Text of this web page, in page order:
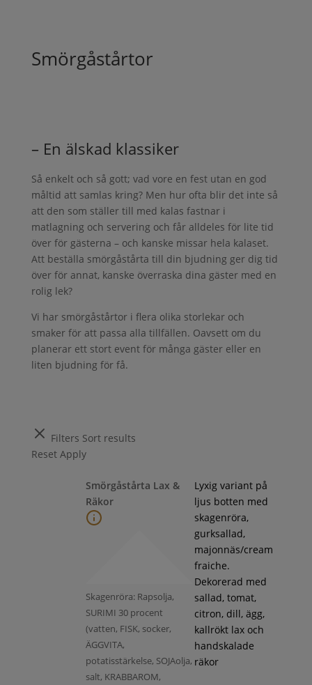
Smörgåstårtor
– En älskad klassiker
Så enkelt och så gott; vad vore en fest utan en god
måltid att samlas kring? Men hur ofta blir det inte så
att den som ställer till med kalas fastnar i
matlagning och servering och får alldeles för lite tid
över för gästerna – och kanske missar hela kalaset.
Att beställa smörgåstårta till din bjudning ger dig tid
över för annat, kanske överraska dina gäster med en
rolig lek?
Vi har smörgåstårtor i flera olika storlekar och
smaker för att passa alla tillfällen. Oavsett om du
planerar ett stort event för många gäster eller en
liten bjudning för få.
Filters Sort results
Reset Apply
Smörgåstårta Lax &
Räkor
Skagenröra: Rapsolja,
SURIMI 30 procent
(vatten, FISK, socker,
ÄGGVITA,
potatisstärkelse, SOJAolja,
salt, KRABBAROM,
Lyxig variant på
ljus botten med
skagenröra,
gurksallad,
majonnäs/cream
fraiche.
Dekorerad med
sallad, tomat,
citron, dill, ägg,
kallrökt lax och
handskalade
räkor